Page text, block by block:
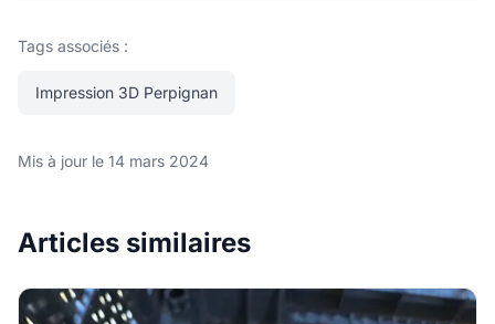
Tags associés :
Impression 3D Perpignan
Mis à jour le 14 mars 2024
Articles similaires